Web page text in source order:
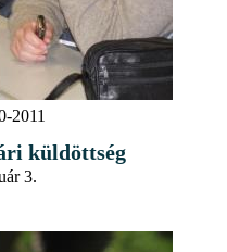
2011
küldöttség
3.